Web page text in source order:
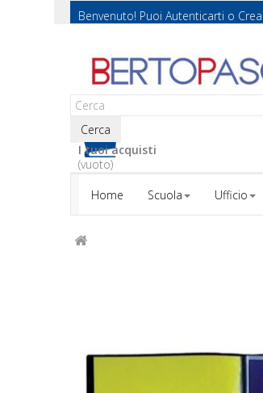
Benvenuto! Puoi Autenticarti o
Cerca
I tuoi acquisti
(vuoto)
Home
Scuola Ufficio